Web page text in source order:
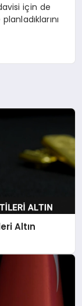
için de
Altın